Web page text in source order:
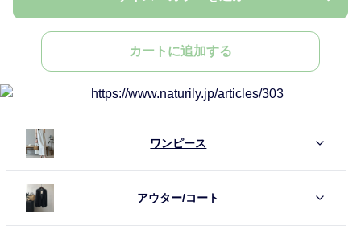
カートに追加する
ワンピース
アウター/コート